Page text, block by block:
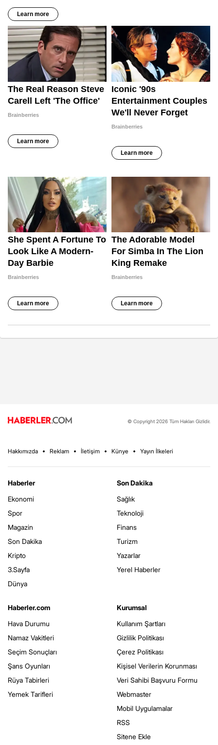
© Copyright 2026 Tüm Hakları Gizlidir.
Hakkımızda Reklam İletişim Künye Yayın İlkeleri
Haberler
Ekonomi
Spor
Magazin
Son Dakika
Kripto
3.Sayfa
Dünya
Son Dakika
Sağlık
Teknoloji
Finans
Turizm
Yazarlar
Yerel Haberler
Haberler.com
Hava Durumu
Namaz Vakitleri
Seçim Sonuçları
Şans Oyunları
Rüya Tabirleri
Yemek Tarifleri
Kurumsal
Kullanım Şartları
Gizlilik Politikası
Çerez Politikası
Kişisel Verilerin Korunması
Veri Sahibi Başvuru Formu
Webmaster
Mobil Uygulamalar
RSS
Sitene Ekle